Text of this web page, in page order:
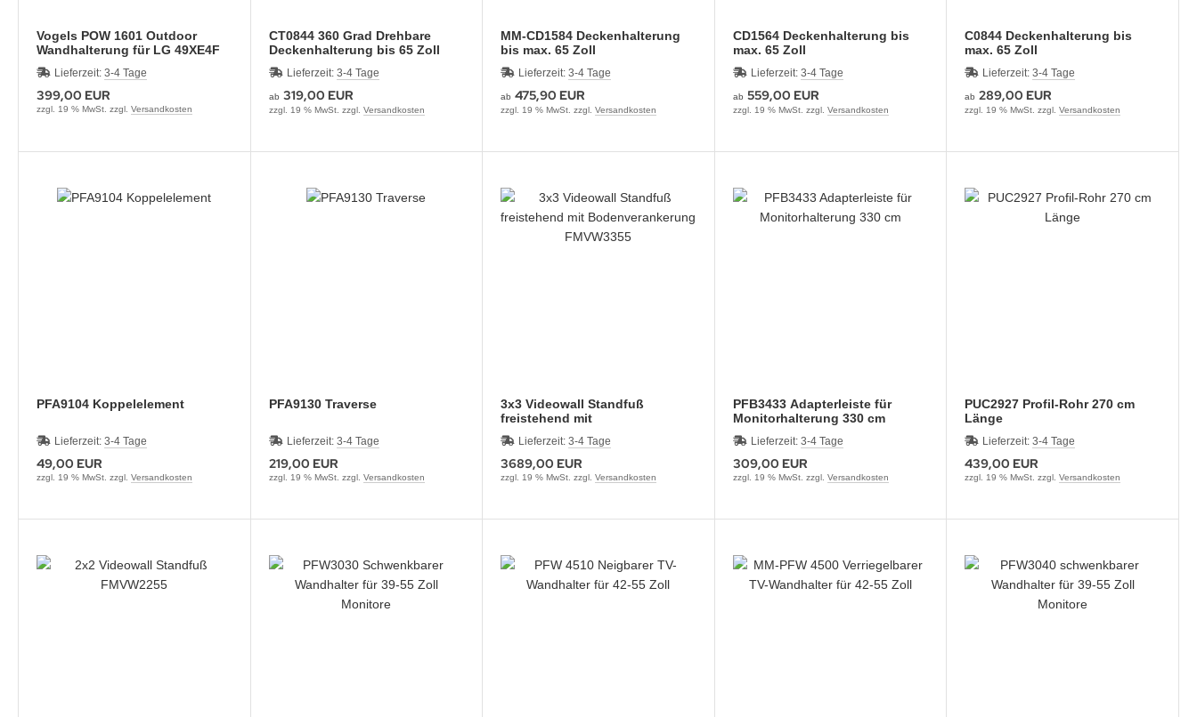
Vogels POW 1601 Outdoor
Wandhalterung für LG 49XE4F
Lieferzeit: 3-4 Tage
399,00 EUR
zzgl. 19 % MwSt. zzgl. Versandkosten
CT0844 360 Grad Drehbare
Deckenhalterung bis 65 Zoll
Lieferzeit: 3-4 Tage
ab 319,00 EUR
zzgl. 19 % MwSt. zzgl. Versandkosten
MM-CD1584 Deckenhalterung
bis max. 65 Zoll
Lieferzeit:3-4 Tage
ab 475,90 EUR
zzgl. 19 % MwSt. zzgl.Versandkosten
CD1564 Deckenhalterung bis
max. 65 Zoll
Lieferzeit: 3-4 Tage
ab 559,00 EUR
zzgl. 19 % MwSt. zzgl. Versandkosten
C0844 Deckenhalterung bis
max. 65 Zoll
Lieferzeit:3-4 Tage
ab 289,00 EUR
zzgl. 19 % MwSt. zzgl.Versandkosten
PFA9104 Koppelelement
Lieferzeit: 3-4 Tage
49,00 EUR
zzgl. 19 % MwSt. zzgl. Versandkosten
PFA9130 Traverse
Lieferzeit: 3-4 Tage
219,00 EUR
zzgl. 19 % MwSt. zzgl. Versandkosten
3x3 Videowall Standfuß
freistehend mit
Bodenverankerung FMVW3355
Lieferzeit:3-4 Tage
3689,00 EUR
zzgl. 19 % MwSt. zzgl.Versandkosten
PFB3433 Adapterleiste für
Monitorhalterung 330 cm
Lieferzeit: 3-4 Tage
309,00 EUR
zzgl. 19 % MwSt. zzgl. Versandkosten
PUC2927 Profil-Rohr 270 cm
Länge
Lieferzeit:3-4 Tage
439,00 EUR
zzgl. 19 % MwSt. zzgl.Versandkosten